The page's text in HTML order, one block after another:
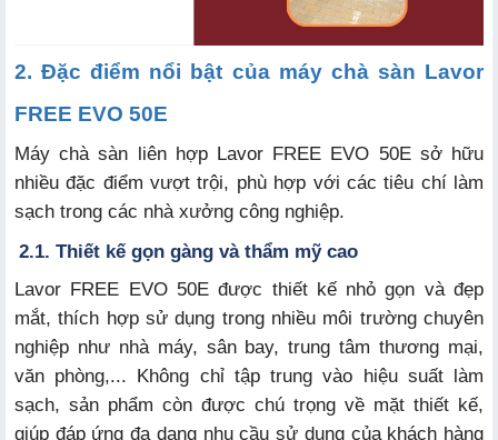
2. Đặc điểm nổi bật của máy chà sàn Lavor
FREE EVO 50E
Máy chà sàn liên hợp Lavor FREE EVO 50E sở hữu
nhiều đặc điểm vượt trội, phù hợp với các tiêu chí làm
sạch trong các nhà xưởng công nghiệp.
2.1. Thiết kế gọn gàng và thẩm mỹ cao
Lavor FREE EVO 50E được thiết kế nhỏ gọn và đẹp
mắt, thích hợp sử dụng trong nhiều môi trường chuyên
nghiệp như nhà máy, sân bay, trung tâm thương mại,
văn phòng,... Không chỉ tập trung vào hiệu suất làm
sạch, sản phẩm còn được chú trọng về mặt thiết kế,
giúp đáp ứng đa dạng nhu cầu sử dụng của khách hàng